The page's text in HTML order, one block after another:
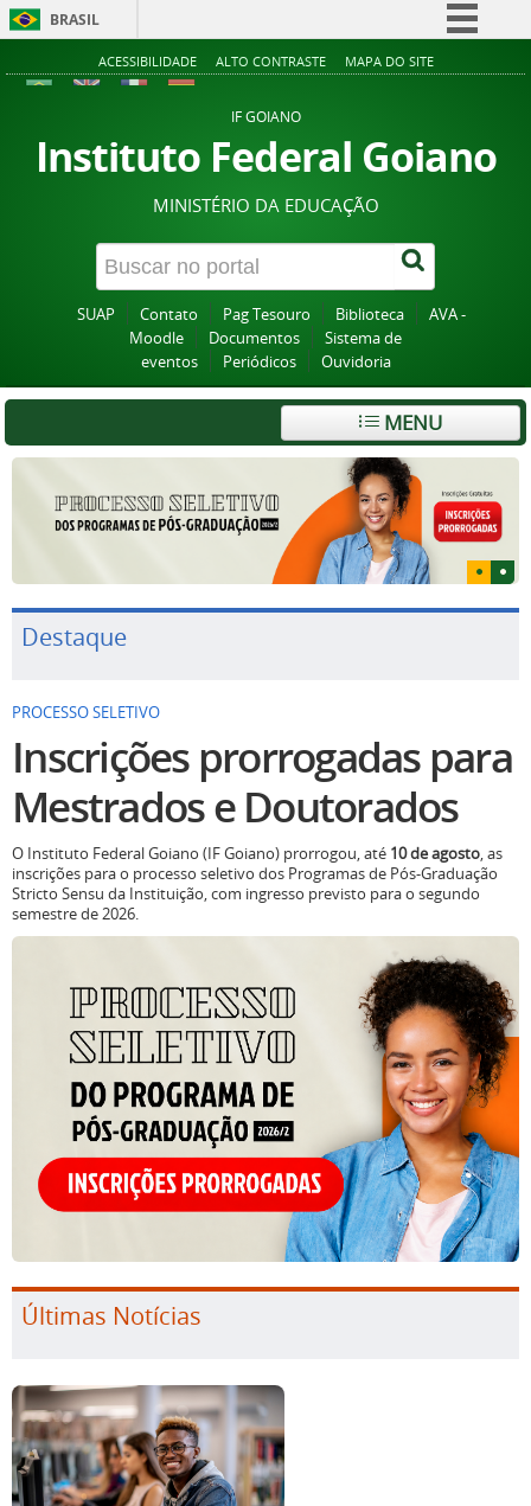
BRASIL
Simplifique!
Acesso à informação
Legislação
Canais
ACESSIBILIDADE ALTO CONTRASTE MAPA DO SITE
IF GOIANO
Instituto Federal Goiano
MINISTÉRIO DA EDUCAÇÃO
SUAP Contato Pag Tesouro Biblioteca
AVA -
Moodle
Documentos
Sistema de
eventos
Periódicos Ouvidoria
MENU
Destaque
PROCESSO SELETIVO
Inscrições prorrogadas para
Mestrados e Doutorados
O Instituto Federal Goiano (IF Goiano) prorrogou, até 10 de agosto, as
inscrições para o processo seletivo dos Programas de Pós-Graduação
Stricto Sensu da Instituição, com ingresso previsto para o segundo
semestre de 2026.
Últimas Notícias